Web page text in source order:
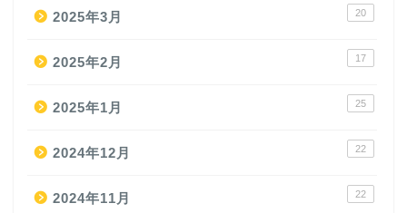
2025年3月 20
2025年2月 17
2025年1月 25
2024年12月 22
2024年11月 22